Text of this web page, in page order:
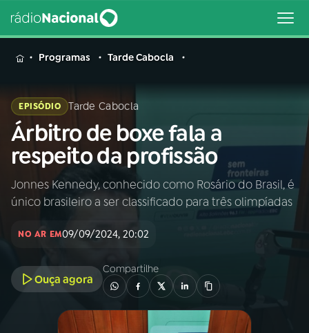
MENU
Buscar
na
Rádio
Nacional
Buscar
AO VIVO
Programas Tarde Cabocla
EPISÓDIO Tarde Cabocla
Árbitro de boxe fala a
respeito da profissão
Jonnes Kennedy, conhecido como Rosário do Brasil, é
único brasileiro a ser classificado para três olimpíadas
NO AR EM09/09/2024, 20:02
Ouça agora
Compartilhe